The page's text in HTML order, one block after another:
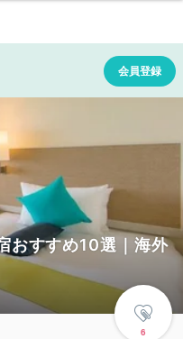
おすすめ10選｜海外
6